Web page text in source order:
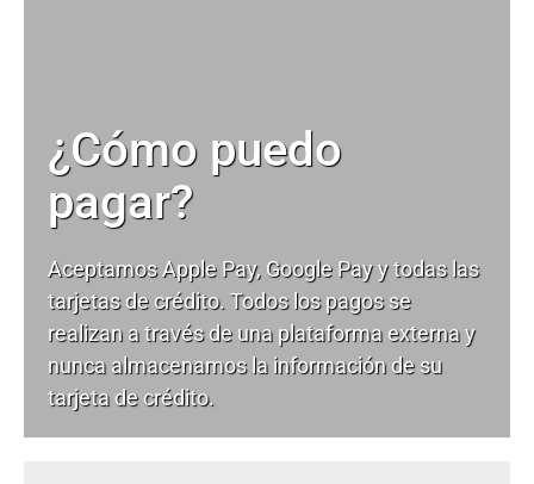
¿Cómo puedo
pagar?
Aceptamos Apple Pay, Google Pay y todas las
tarjetas de crédito. Todos los pagos se
realizan a través de una plataforma externa y
nunca almacenamos la información de su
tarjeta de crédito.